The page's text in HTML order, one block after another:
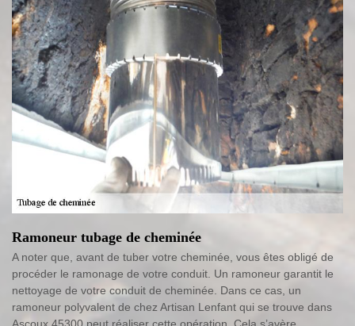
Ramoneur tubage de cheminée
A noter que, avant de tuber votre cheminée, vous êtes obligé de
procéder le ramonage de votre conduit. Un ramoneur garantit le
nettoyage de votre conduit de cheminée. Dans ce cas, un
ramoneur polyvalent de chez Artisan Lenfant qui se trouve dans